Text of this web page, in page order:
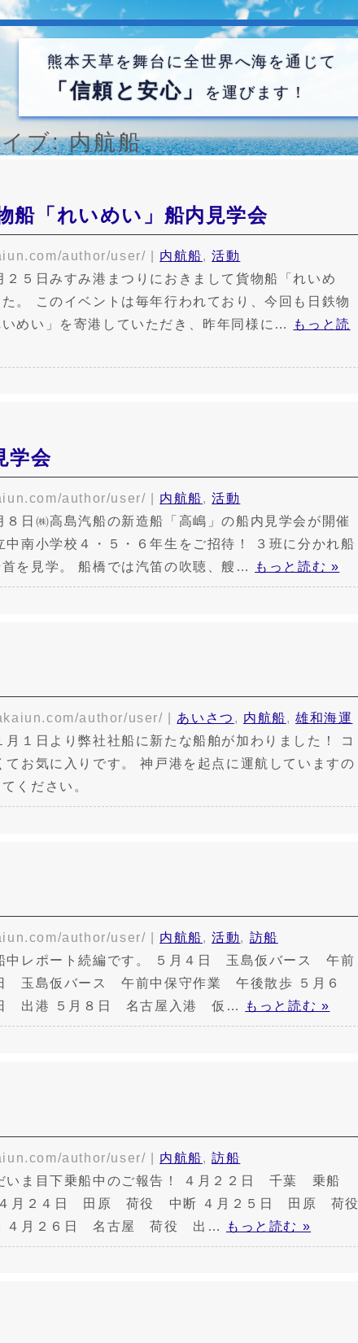
熊本天草を舞台に全世界へ海を通じて
「信頼と安心」 を運びます！
ブ:内航船
「れいめい」船内見学会
author/user/ 内航船,活動
５日みすみ港まつりにおきまして貨物船「れいめ
。 このイベントは毎年行われており、今回も日鉄物
めい」を寄港していただき、昨年同様に…
もっと読
学会
author/user/ 内航船,活動
日㈱高島汽船の新造船「高嶋」の船内見学会が開催
中南小学校４・５・６年生をご招待！ ３班に分かれ船
を見学。 船橋では汽笛の吹聴、艘…
もっと読む »
author/user/ あいさつ , 内航船, 雄和海運
１日より弊社社船に新たな船舶が加わりました！ コ
お気に入りです。 神戸港を起点に運航していますの
ください。
author/user/ 内航船,活動, 訪船
中レポート続編です。 ５月４日 玉島仮バース 午前
玉島仮バース 午前中保守作業 午後散歩 ５月６
出港 ５月８日 名古屋入港 仮…
もっと読む »
author/user/ 内航船,訪船
いま目下乗船中のご報告！ ４月２２日 千葉 乗船
月２４日 田原 荷役 中断 ４月２５日 田原 荷役
４月２６日 名古屋 荷役 出…
もっと読む »